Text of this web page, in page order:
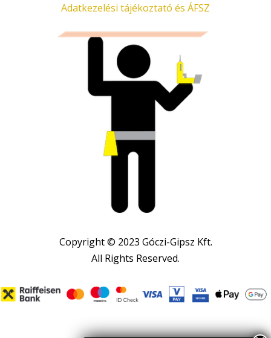
Adatkezelési tájékoztató és ÁFSZ
Copyright © 2023 Góczi-Gipsz Kft.
All Rights Reserved.